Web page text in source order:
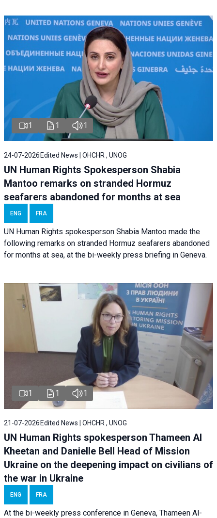
1 1 1
24-07-2026 Edited News | OHCHR , UNOG
UN Human Rights Spokesperson Shabia
Mantoo remarks on stranded Hormuz
seafarers abandoned for months at sea
ENG FRA
UN Human Rights spokesperson Shabia Mantoo made the
following remarks on stranded Hormuz seafarers abandoned
for months at sea, at the bi-weekly press briefing in Geneva.
1 1 1
21-07-2026 Edited News | OHCHR , UNOG
UN Human Rights spokesperson Thameen Al
Kheetan and Danielle Bell Head of Mission
Ukraine on the deepening impact on civilians of
the war in Ukraine
ENG FRA
At the bi-weekly press conference in Geneva, Thameen Al-